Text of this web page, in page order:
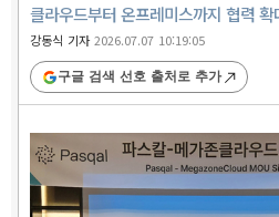
클라우드부터 온프레미스까지 협력 확
강동식 기자2026.07.07 10:19:05
구글 검색 선호 출처로 추가